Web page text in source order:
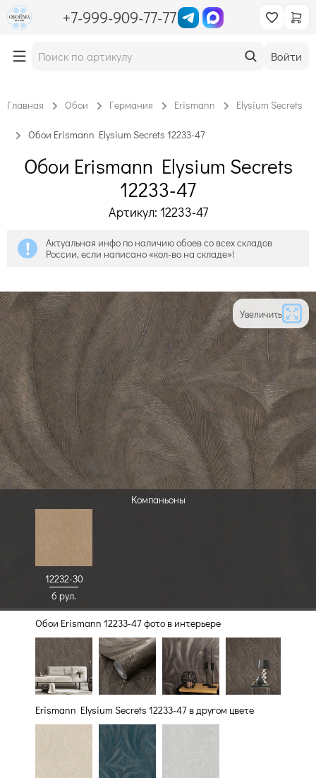
+7-999-909-77-77
Войти
Главная Обои Германия Erismann Elysium Secrets
Обои Erismann Elysium Secrets 12233-47
Обои Erismann Elysium Secrets
12233-47
Артикул: 12233-47
Актуальная инфо по наличию обоев со всех складов
России, если написано «кол-во на складе»!
Увеличить
Компаньоны
12232-30
6 рул.
Обои Erismann 12233-47 фото в интерьере
Erismann Elysium Secrets 12233-47 в другом цвете